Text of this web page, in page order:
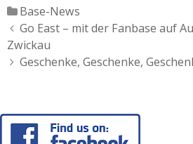
Katgeorien
Base-News
Artikel-
Navigation
Go East – mit der Fanbase auf
Zwickau
Geschenke, Geschenke,